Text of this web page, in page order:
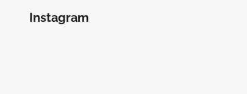
Instagram